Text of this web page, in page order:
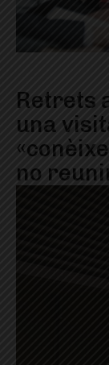
Retrets
una
no